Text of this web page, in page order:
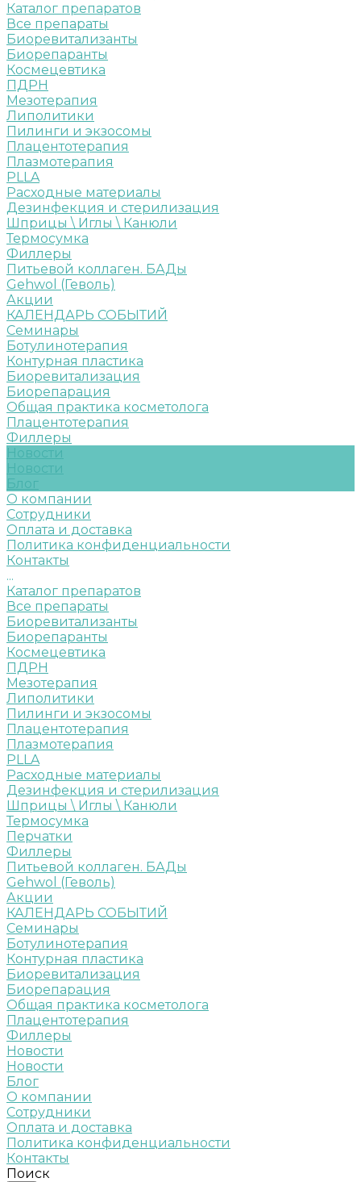
Каталог препаратов
Все препараты
Биоревитализанты
Биорепаранты
Космецевтика
ПДРН
Мезотерапия
Липолитики
Пилинги и экзосомы
Плацентотерапия
Плазмотерапия
PLLA
Расходные материалы
Дезинфекция и стерилизация
Шприцы \ Иглы \ Канюли
Термосумка
Филлеры
Питьевой коллаген. БАДы
Gehwol (Геволь)
Акции
КАЛЕНДАРЬ СОБЫТИЙ
Семинары
Ботулинотерапия
Контурная пластика
Биоревитализация
Биорепарация
Общая практика косметолога
Плацентотерапия
Филлеры
Новости
Новости
Блог
О компании
Сотрудники
Оплата и доставка
Политика конфиденциальности
Контакты
...
Каталог препаратов
Все препараты
Биоревитализанты
Биорепаранты
Космецевтика
ПДРН
Мезотерапия
Липолитики
Пилинги и экзосомы
Плацентотерапия
Плазмотерапия
PLLA
Расходные материалы
Дезинфекция и стерилизация
Шприцы \ Иглы \ Канюли
Термосумка
Перчатки
Филлеры
Питьевой коллаген. БАДы
Gehwol (Геволь)
Акции
КАЛЕНДАРЬ СОБЫТИЙ
Семинары
Ботулинотерапия
Контурная пластика
Биоревитализация
Биорепарация
Общая практика косметолога
Плацентотерапия
Филлеры
Новости
Новости
Блог
О компании
Сотрудники
Оплата и доставка
Политика конфиденциальности
Контакты
Поиск